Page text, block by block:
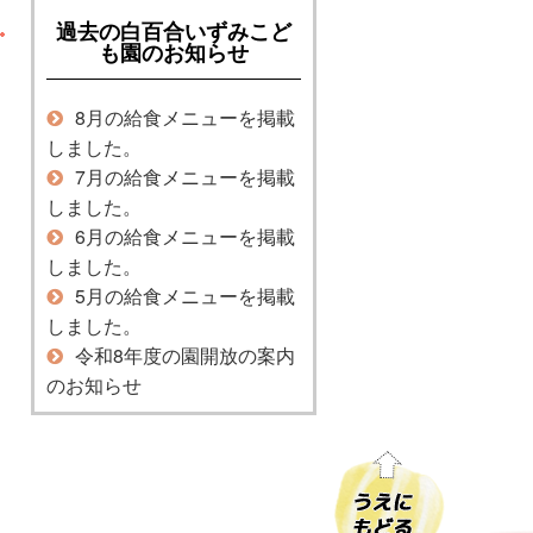
過去の白百合いずみこど
も園のお知らせ
8月の給食メニューを掲載
しました。
7月の給食メニューを掲載
しました。
6月の給食メニューを掲載
しました。
5月の給食メニューを掲載
しました。
令和8年度の園開放の案内
のお知らせ